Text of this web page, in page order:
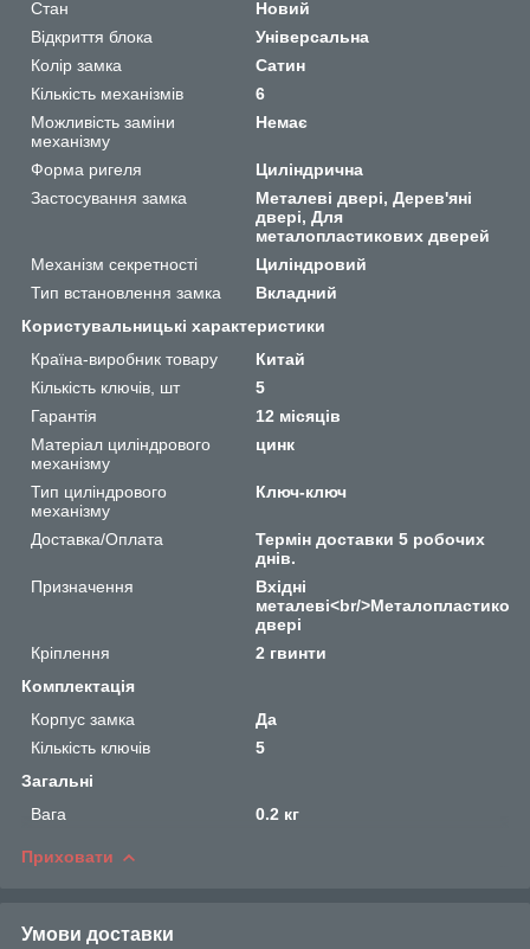
Стан
Новий
Відкриття блока
Універсальна
Колір замка
Сатин
Кількість механізмів
6
Можливість заміни
механізму
Немає
Форма ригеля
Циліндрична
Застосування замка
Металеві двері, Дерев'яні
двері, Для
металопластикових дверей
Механізм секретності
Циліндровий
Тип встановлення замка
Вкладний
Користувальницькі характеристики
Країна-виробник товару
Китай
Кількість ключів, шт
5
Гарантія
12 місяців
Матеріал циліндрового
механізму
цинк
Тип циліндрового
механізму
Ключ-ключ
Доставка/Оплата
Термін доставки 5 робочих
днів.
Призначення
Вхідні
металеві<br/
двері
Кріплення
2 гвинти
Комплектація
Корпус замка
Да
Кількість ключів
5
Загальні
Вага
0.2 кг
Приховати
Умови доставки